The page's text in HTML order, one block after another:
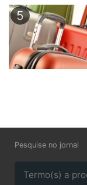
5
Pesquise no jornal